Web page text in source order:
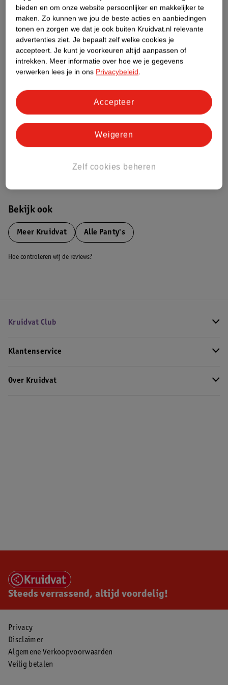
Etiketinformatie
Nature Impact Score
Rood (-) = hoge impact op het milieu.
Groen (+) = lage impact op het milieu.
Panty&apos;s gemiddelde: 24%
Hogere score betekent lagere impact
Bestel & Bezorginformatie
Bekijk ook
Meer Kruidvat Alle Panty's
Hoe controleren wij de reviews?
Kruidvat Club
Klantenservice
Over Kruidvat
Steeds verrassend, altijd voordelig!
Privacy
Disclaimer
Algemene Verkoopvoorwaarden
Veilig betalen
bieden en om onze website persoonlijker en makkelijker te
maken. Zo kunnen we jou de beste acties en aanbiedingen
tonen en zorgen we dat je ook buiten Kruidvat.nl relevante
advertenties ziet. Je bepaalt zelf welke cookies je
accepteert. Je kunt je voorkeuren altijd aanpassen of
intrekken. Meer informatie over hoe we je gegevens
verwerken lees je in ons Privacybeleid.
Zelf cookies beheren
Weigeren
Accepteer